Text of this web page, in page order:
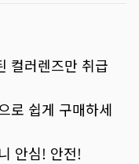
컬러렌즈만 취급
로 쉽게 구매하세
안심! 안전!